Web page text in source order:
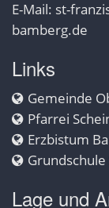
E-Mail: st-
bamberg.de
Links
Gemeinde
Pfarrei
Erzbistum
Lage und